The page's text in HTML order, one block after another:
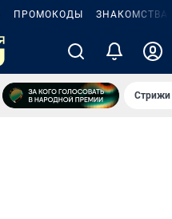
ПРОМОКОДЫ ЗНАКОМСТВА
Стрижи